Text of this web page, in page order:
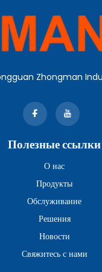
Zhongman
Полезные ссылки
О нас
Продукты
Обслуживание
Решения
Новости
Свяжитесь с нами